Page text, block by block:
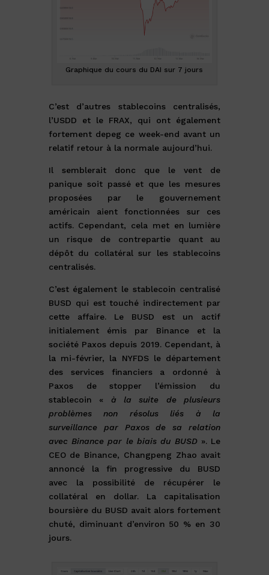
Graphique du cours du DAI sur 7 jours
C’est d’autres stablecoins centralisés,
l’USDD et le FRAX, qui ont également
fortement depeg ce week-end avant un
relatif retour à la normale aujourd’hui.
Il semblerait donc que le vent de
panique soit passé et que les mesures
proposées par le gouvernement
américain aient fonctionnées sur ces
actifs. Cependant, cela met en lumière
un risque de contrepartie quant au
dépôt du collatéral sur les stablecoins
centralisés.
C’est également le stablecoin centralisé
BUSD qui est touché indirectement par
cette affaire. Le BUSD est un actif
initialement émis par Binance et la
société Paxos depuis 2019. Cependant, à
la mi-février, la NYFDS le département
des services financiers a ordonné à
Paxos de stopper l’émission du
stablecoin « à la suite de plusieurs
problèmes non résolus liés à la
surveillance par Paxos de sa relation
avec Binance par le biais du BUSD». Le
CEO de Binance, Changpeng Zhao avait
annoncé la fin progressive du BUSD
avec la possibilité de récupérer le
collatéral en dollar. La capitalisation
boursière du BUSD avait alors fortement
chuté, diminuant d’environ 50 % en 30
jours.